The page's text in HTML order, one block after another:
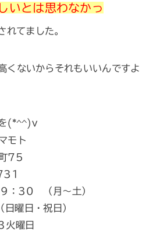
いとは思わなかっ
れてました。
くないからそれもいいんですよ
を(*^^)v
モト
75
：30 （月～土）
日・祝日）
火曜日